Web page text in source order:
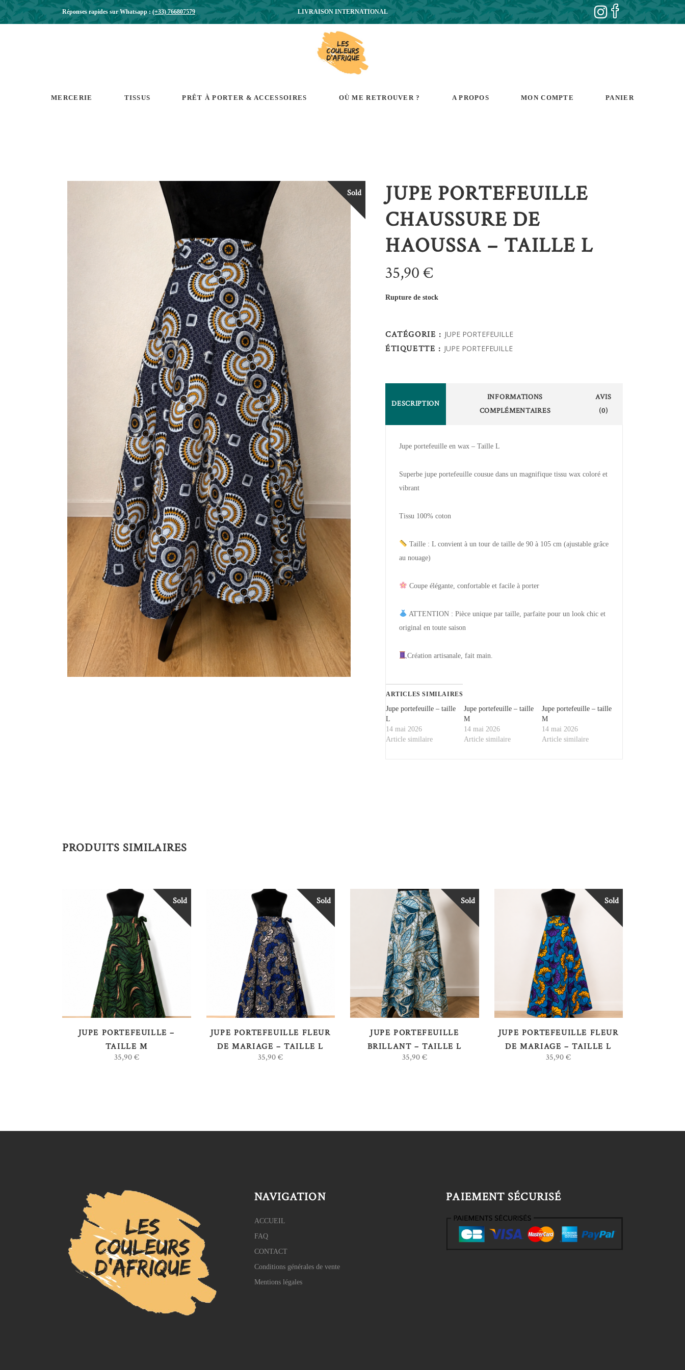
Réponses rapides sur Whatsapp :(+33) 766807579 LIVRAISON INTERNATIONAL
MERCERIE TISSUS PRÊT À PORTER & ACCESSOIRES OÙ ME RETROUVER ? A PROPOS MON COMPTE PANIER
Sold
JUPE PORTEFEUILLE
CHAUSSURE DE
HAOUSSA – TAILLE L
35,90€
Rupture de stock
CATÉGORIE : JUPE PORTEFEUILLE
ÉTIQUETTE : JUPE PORTEFEUILLE
DESCRIPTION
INFORMATIONS
COMPLÉMENTAIRES
AVIS
(0)
Jupe portefeuille en wax – Taille L
Superbe jupe portefeuille cousue dans un magnifique tissu wax coloré et
vibrant
Tissu 100% coton
Taille : L convient à un tour de taille de 90 à 105 cm (ajustable grâce
au nouage)
Coupe élégante, confortable et facile à porter
ATTENTION : Pièce unique par taille, parfaite pour un look chic et
original en toute saison
Création artisanale, fait main.
ARTICLES SIMILAIRES
Jupe portefeuille – taille
L
14 mai 2026
Article similaire
Jupe portefeuille – taille
M
14 mai 2026
Article similaire
Jupe portefeuille – taille
M
14 mai 2026
Article similaire
PRODUITS SIMILAIRES
Sold
LIRE LA SUITE
JUPE PORTEFEUILLE –
TAILLE M
35,90€
Sold
LIRE LA SUITE
JUPE PORTEFEUILLE FLEUR
DE MARIAGE – TAILLE L
35,90€
Sold
LIRE LA SUITE
JUPE PORTEFEUILLE
BRILLANT – TAILLE L
35,90€
Sold
LIRE LA SUITE
JUPE PORTEFEUILLE FLEUR
DE MARIAGE – TAILLE L
35,90€
NAVIGATION
ACCUEIL
FAQ
CONTACT
Conditions générales de vente
Mentions légales
PAIEMENT SÉCURISÉ